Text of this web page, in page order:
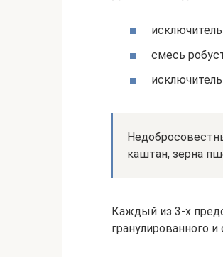
смесь
каштан, зерна
Каждый из 3-х
гранулированного